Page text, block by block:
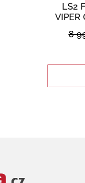
LS2
VIPER
8